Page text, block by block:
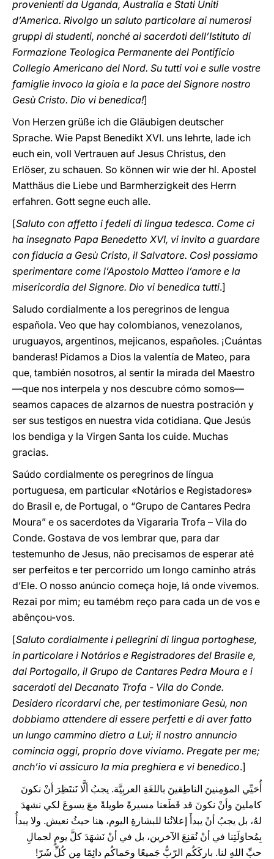
provenienti da Uganda, Australia e Stati Uniti
d’America. Rivolgo un saluto particolare ai numerosi
gruppi di studenti, nonché ai sacerdoti dell’Istituto di
Formazione Teologica Permanente del Pontificio
Collegio Americano del Nord. Su tutti voi e sulle vostre
famiglie invoco la gioia e la pace del Signore nostro
Gesù Cristo. Dio vi benedica!]
Von Herzen grüße ich die Gläubigen deutscher
Sprache. Wie Papst Benedikt XVI. uns lehrte, lade ich
euch ein, voll Vertrauen auf Jesus Christus, den
Erlöser, zu schauen. So können wir wie der hl. Apostel
Matthäus die Liebe und Barmherzigkeit des Herrn
erfahren. Gott segne euch alle.
[Saluto con affetto i fedeli di lingua tedesca. Come ci
ha insegnato Papa Benedetto XVI, vi invito a guardare
con fiducia a Gesù Cristo, il Salvatore. Così possiamo
sperimentare come l’Apostolo Matteo l’amore e la
misericordia del Signore. Dio vi benedica tutti.]
Saludo cordialmente a los peregrinos de lengua
española. Veo que hay colombianos, venezolanos,
uruguayos, argentinos, mejicanos, españoles. ¡Cuántas
banderas! Pidamos a Dios la valentía de Mateo, para
que, también nosotros, al sentir la mirada del Maestro
—que nos interpela y nos descubre cómo somos—
seamos capaces de alzarnos de nuestra postración y
ser sus testigos en nuestra vida cotidiana. Que Jesús
los bendiga y la Virgen Santa los cuide. Muchas
gracias.
Saúdo cordialmente os peregrinos de língua
portuguesa, em particular «Notários e Registadores»
do Brasil e, de Portugal, o “Grupo de Cantares Pedra
Moura” e os sacerdotes da Vigararia Trofa – Vila do
Conde. Gostava de vos lembrar que, para dar
testemunho de Jesus, não precisamos de esperar até
ser perfeitos e ter percorrido um longo caminho atrás
d’Ele. O nosso anúncio começa hoje, lá onde vivemos.
Rezai por mim; eu tamébm reço para cada un de vos e
abênçou-vos.
[Saluto cordialmente i pellegrini di lingua portoghese,
in particolare i Notários e Registradores del Brasile e,
dal Portogallo, il Grupo de Cantares Pedra Moura e i
sacerdoti del Decanato Trofa - Vila do Conde.
Desidero ricordarvi che, per testimoniare Gesù, non
dobbiamo attendere di essere perfetti e di aver fatto
un lungo cammino dietro a Lui; il nostro annuncio
comincia oggi, proprio dove viviamo. Pregate per me;
anch’io vi assicuro la mia preghiera e vi benedico.]
أُحَيِّي المؤمِنينَ الناطِقينَ باللغَةِ العربِيَّة. يجبُ ألَّا نَنتَظِرَ أنْ نكونَ
كاملينَ وأنْ نكونَ قد قَطَعنا مسيرةً طويلةً معَ يسوعَ لكي نشهدَ
لهُ، بل يجبُ أنْ يبدأَ إعلانُنا للبشارةِ اليوم، هنا حيثُ نعيش. ولا يبدأُ
بِمُحاوَلَتِنا في أنْ نُقنِعَ الآخرين، بل في أنْ نَشهَدَ كلَّ يومٍ لجمالِ
حبِّ اللهِ لنا. باركَكُم الرّبُّ جَميعًا وحَماكُم دائِمًا مِن كُلِّ شَرّ!